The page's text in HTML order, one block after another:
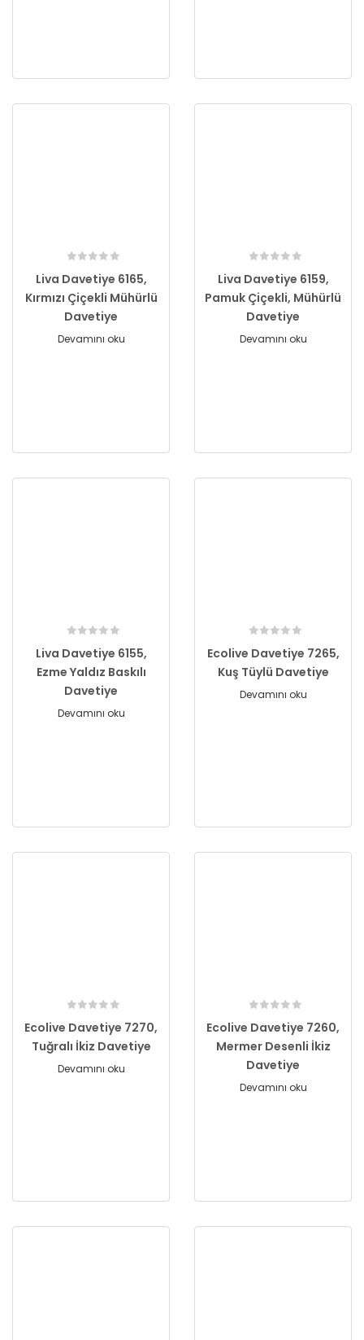
Liva Davetiye 6165,
Kırmızı Çiçekli Mühürlü
Davetiye
Devamını oku
Liva Davetiye 6159,
Pamuk Çiçekli, Mühürlü
Davetiye
Devamını oku
Liva Davetiye 6155,
Ezme Yaldız Baskılı
Davetiye
Devamını oku
Ecolive Davetiye 7265,
Kuş Tüylü Davetiye
Devamını oku
Ecolive Davetiye 7270,
Tuğralı İkiz Davetiye
Devamını oku
Ecolive Davetiye 7260,
Mermer Desenli İkiz
Davetiye
Devamını oku